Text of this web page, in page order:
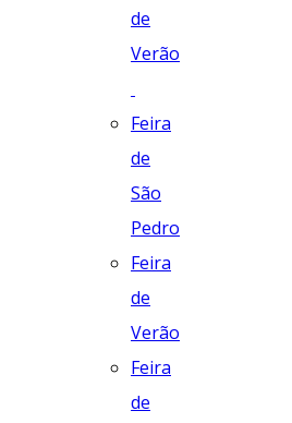
de
Verão
Feira
de
São
Pedro
Feira
de
Verão
Feira
de